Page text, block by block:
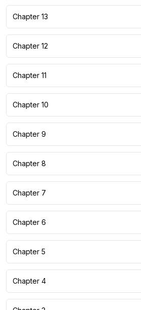
Chapter 13
Chapter 12
Chapter 11
Chapter 10
Chapter 9
Chapter 8
Chapter 7
Chapter 6
Chapter 5
Chapter 4